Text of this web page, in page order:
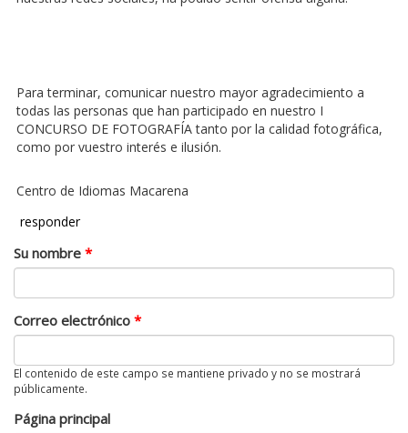
Para terminar, comunicar nuestro mayor agradecimiento a
todas las personas que han participado en nuestro I
CONCURSO DE FOTOGRAFÍA tanto por la calidad fotográfica,
como por vuestro interés e ilusión.
Centro de Idiomas Macarena
responder
Su nombre *
Correo electrónico *
El contenido de este campo se mantiene privado y no se mostrará
públicamente.
Página principal